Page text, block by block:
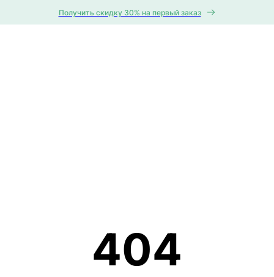
Получить скидку 30% на первый заказ
404